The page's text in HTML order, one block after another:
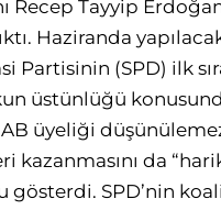
Recep Tayyip
Haziranda
(SPD) ilk
üstünlüğü
üyeliği
kazanmasını da
SPD’nin